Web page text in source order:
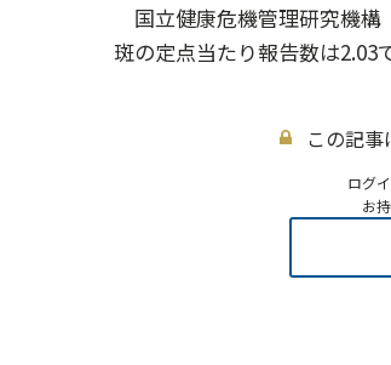
国立健康危機管理研究機構
斑の定点当たり報告数は2.03
この記
ログ
お